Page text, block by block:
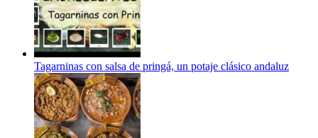
Tagarninas con salsa de pringá, un potaje clásico andaluz